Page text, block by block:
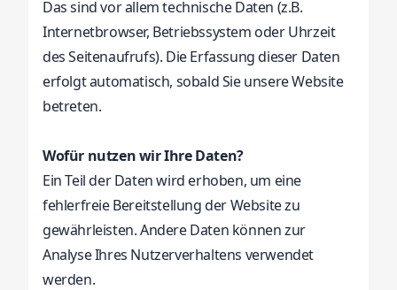
Das sind vor allem technische Daten (z.B.
Internetbrowser, Betriebssystem oder Uhrzeit
des Seitenaufrufs). Die Erfassung dieser Daten
erfolgt automatisch, sobald Sie unsere Website
betreten.
Wofür nutzen wir Ihre Daten?
Ein Teil der Daten wird erhoben, um eine
fehlerfreie Bereitstellung der Website zu
gewährleisten. Andere Daten können zur
Analyse Ihres Nutzerverhaltens verwendet
werden.